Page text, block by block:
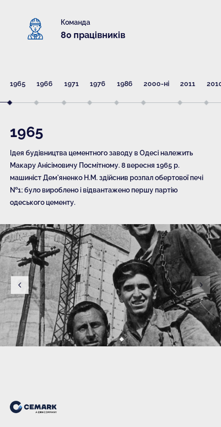
Команда
80 працівників
1965 1966 1971 1976 1986 2000-ні 2011
1965
Ідея будівництва цементного заводу в Одесі належить
Макару Анісімовичу Посмітному. 8 вересня 1965 р.
машиніст Дем'яненко Н.М. здійснив розпал обертової печі
№1; було вироблено і відвантажено першу партію
одеського цементу.